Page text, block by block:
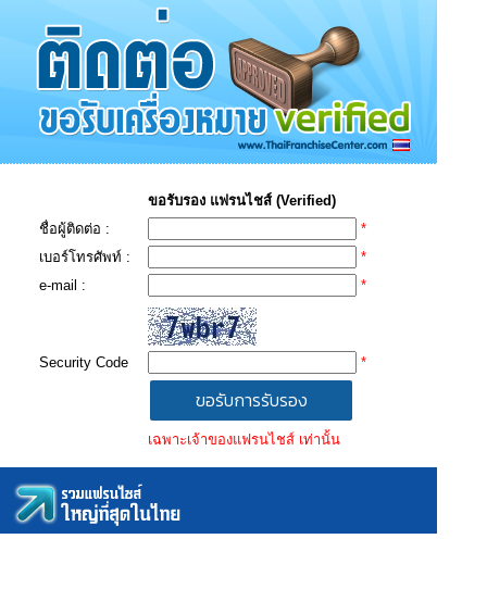
ขอรับรอง แฟรนไชส์ (Verified)
ชื่อผู้ติดต่อ :
*
เบอร์โทรศัพท์ :
*
e-mail :
*
Security Code *
เฉพาะเจ้าของแฟรนไชส์ เท่านั้น